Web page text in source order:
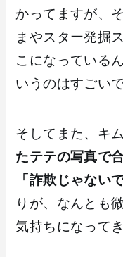
かってますが、
まやスター発掘
こになっている
いうのはすごい
そしてまた、キ
たテテの写真で
「詐欺じゃない
りが、なんとも
気持ちになって